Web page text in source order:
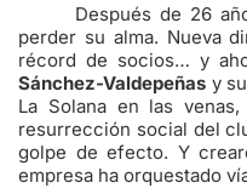
Después de 26
perder su alma. Nueva
récord de socios… y
Sánchez-Valdepeñas y
La Solana en las
resurrección social del
golpe de efecto. Y
empresa ha orquestado